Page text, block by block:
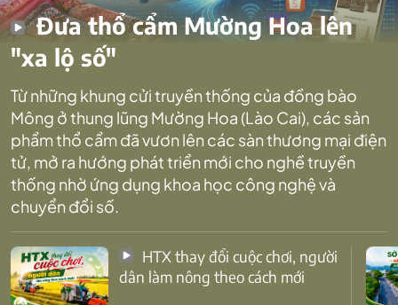
Đưa thổ cẩm Mường Hoa lên
"xa lộ số"
Từ những khung cửi truyền thống của đồng bào
Mông ở thung lũng Mường Hoa (Lào Cai), các sản
phẩm thổ cẩm đã vươn lên các sàn thương mại điện
tử, mở ra hướng phát triển mới cho nghề truyền
thống nhờ ứng dụng khoa học công nghệ và
chuyển đổi số.
dân làm nông theo cách mới